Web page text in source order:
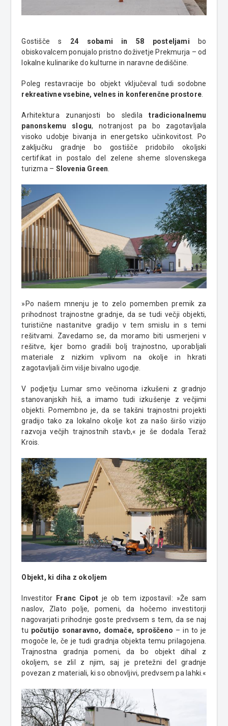
Gostišče s 24 sobami in 58 posteljami bo
obiskovalcem ponujalo pristno doživetje Prekmurja – od
lokalne kulinarike do kulturne in naravne dediščine.
Poleg restavracije bo objekt vključeval tudi sodobne
rekreativne vsebine, velnes in konferenčne prostore
Arhitektura zunanjosti bo sledilatradicionalnemu
panonskemu slogu, notranjost pa bo zagotavljala
visoko udobje bivanja in energetsko učinkovitost. Po
zaključku gradnje bo gostišče pridobilo okoljski
certifikat in postalo del zelene sheme slovenskega
turizma – Slovenia Green
»Po našem mnenju je to zelo pomemben premik za
prihodnost trajnostne gradnje, da se tudi večji objekti,
turistične nastanitve gradijo v tem smislu in s temi
rešitvami. Zavedamo se, da moramo biti usmerjeni v
rešitve, kjer bomo gradili bolj trajnostno, uporabljali
materiale z nizkim vplivom na okolje in hkrati
zagotavljali čim višje bivalno ugodje.
V podjetju Lumar smo večinoma izkušeni z gradnjo
stanovanjskih hiš, a imamo tudi izkušenje z večjimi
objekti. Pomembno je, da se takšni trajnostni projekti
gradijo tako za lokalno okolje kot za našo širšo vizijo
razvoja večjih trajnostnih stavb,« je še dodala Teraž
Krois.
Objekt, ki diha z okoljem
Investitor Franc Cipot je ob tem izpostavil: »Že sam
naslov, Zlato polje, pomeni, da hočemo investitorji
nagovarjati prihodnje goste predvsem s tem, da se naj
tu počutijo sonaravno, domače, sproščeno – in to je
mogoče le, če je tudi gradnja objekta temu prilagojena.
Trajnostna gradnja pomeni, da bo objekt dihal z
okoljem, se zlil z njim, saj je pretežni del gradnje
povezan z materiali, ki so obnovljivi, predvsem pa lahki.«